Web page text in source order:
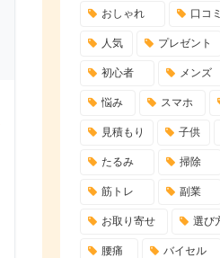
おしゃれ 口コミ
人気 プレゼント
初心者 メンズ
悩み スマホ
見積もり 子供
たるみ 掃除
筋トレ 副業
お取り寄せ 選び
腰痛 バイセル